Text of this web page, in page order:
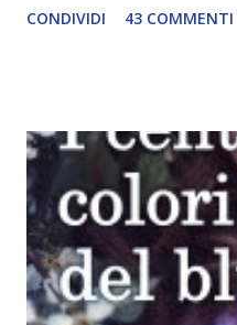
leggere la trama cliccate
riguarda i suoi romanzi
troppo fissata con questo
thriller e vorrei davvero
fuoco - Josephine Angeline
libro cita anche soltanto
assolutamente mio. Sono
CONDIVIDI 43 COMMENTI